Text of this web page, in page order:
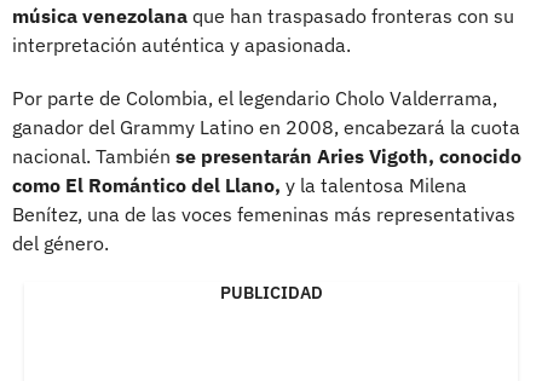
música venezolana que han traspasado fronteras con su
interpretación auténtica y apasionada.
Por parte de Colombia, el legendario Cholo Valderrama,
ganador del Grammy Latino en 2008, encabezará la cuota
nacional. También se presentarán Aries Vigoth, conocido
como El Romántico del Llano, y la talentosa Milena
Benítez, una de las voces femeninas más representativas
del género.
PUBLICIDAD